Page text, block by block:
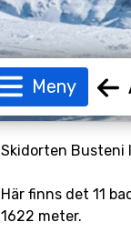
Meny
Skidorten Busteni
Här finns det 11
1622 meter.